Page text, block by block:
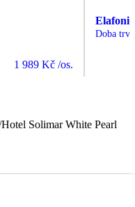
1 989 Kč /os.
Doba
Hotel Solimar White Pearl